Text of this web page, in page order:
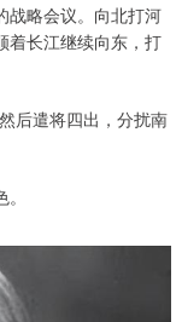
战略会议。向北打河
着长江继续向东，打
后遣将四出，分扰南